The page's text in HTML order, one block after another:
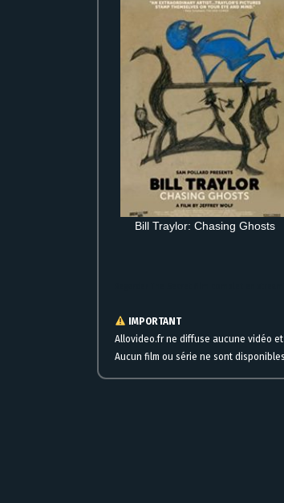
Bill Traylor: Chasing Ghosts
IMPORTANT
Allovideo.fr ne diffuse aucune vidéo
Aucun film ou série ne sont